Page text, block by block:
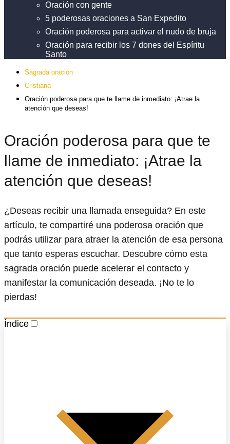
Oración con gente
5 poderosas oraciones a San Expedito
Oración poderosa para activar el nudo de bruja
Oración para recibir los 7 dones del Espíritu
Santo
Sagrada oración
Cristiana
Oración poderosa para que te llame de inmediato: ¡Atrae la
atención que deseas!
Oración poderosa para que te
llame de inmediato: ¡Atrae la
atención que deseas!
¿Deseas recibir una llamada enseguida? En este
artículo, te compartiré una poderosa oración que
podrás utilizar para atraer la atención de esa persona
que tanto esperas escuchar. Descubre cómo esta
sagrada oración puede acelerar el contacto y
manifestar la comunicación deseada. ¡No te lo
pierdas!
Índice